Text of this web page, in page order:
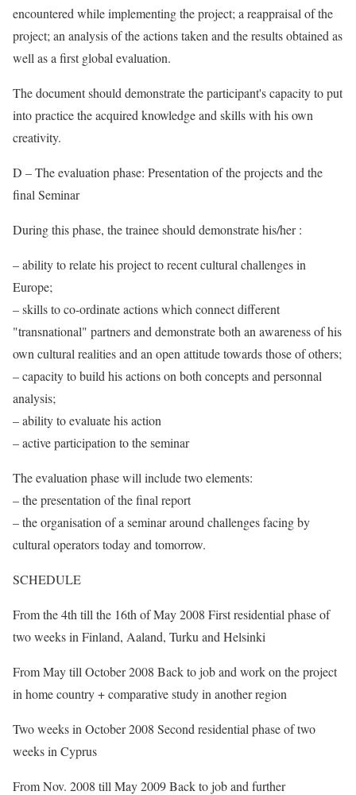
encountered while implementing the project; a reappraisal of the
project; an analysis of the actions taken and the results obtained as
well as a first global evaluation.
The document should demonstrate the participant's capacity to put
into practice the acquired knowledge and skills with his own
creativity.
D – The evaluation phase: Presentation of the projects and the
final Seminar
During this phase, the trainee should demonstrate his/her :
– ability to relate his project to recent cultural challenges in
Europe;
– skills to co-ordinate actions which connect different
"transnational" partners and demonstrate both an awareness of his
own cultural realities and an open attitude towards those of others;
– capacity to build his actions on both concepts and personnal
analysis;
– ability to evaluate his action
– active participation to the seminar
The evaluation phase will include two elements:
– the presentation of the final report
– the organisation of a seminar around challenges facing by
cultural operators today and tomorrow.
SCHEDULE
From the 4th till the 16th of May 2008 First residential phase of
two weeks in Finland, Aaland, Turku and Helsinki
From May till October 2008 Back to job and work on the project
in home country + comparative study in another region
Two weeks in October 2008 Second residential phase of two
weeks in Cyprus
From Nov. 2008 till May 2009 Back to job and further